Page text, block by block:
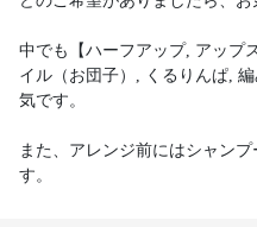
中でも【ハーフアップ, アップ
イル（お団子）, くるりんぱ,
気です。
また、アレンジ前にはシャン
す。